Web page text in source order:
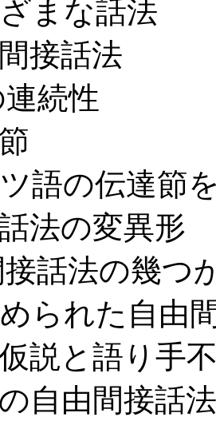
まな話法
接話法
続性
語の伝達節
法の変異形
話法の幾つ
られた自由
説と語り手
自由間接話法